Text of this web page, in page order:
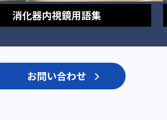
消化器内視鏡用語集
お問い合わせ